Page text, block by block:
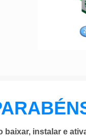
baixar, instalar e